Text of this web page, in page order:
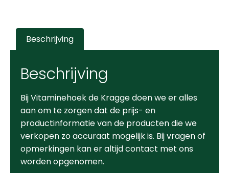
Beschrijving
Beschrijving
Bij Vitaminehoek de Kragge doen we er alles
aan om te zorgen dat de prijs- en
productinformatie van de producten die we
verkopen zo accuraat mogelijk is. Bij vragen of
opmerkingen kan er altijd contact met ons
worden opgenomen.